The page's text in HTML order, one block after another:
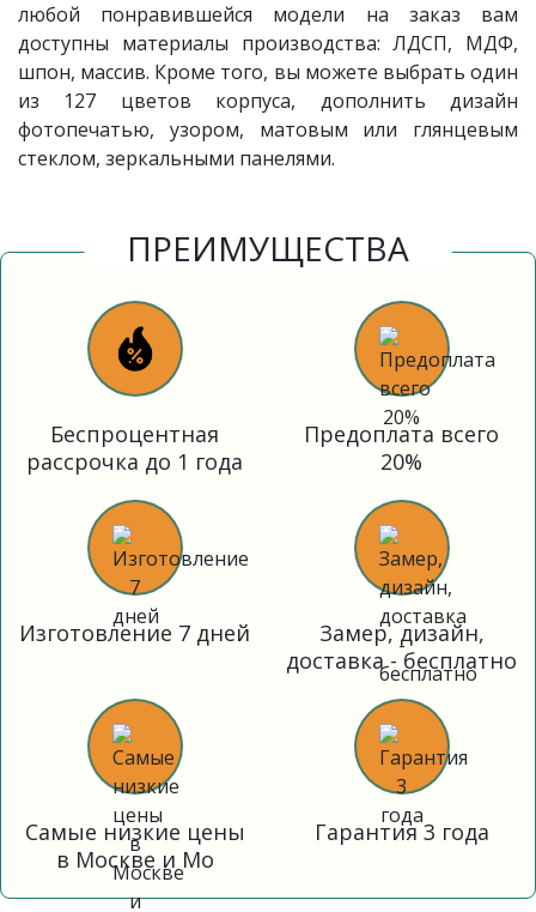
любой понравившейся модели на заказ вам
доступны материалы производства: ЛДСП, МДФ,
шпон, массив. Кроме того, вы можете выбрать один
из 127 цветов корпуса, дополнить дизайн
фотопечатью, узором, матовым или глянцевым
стеклом, зеркальными панелями.
ПРЕИМУЩЕСТВА
Беспроцентная
рассрочка до 1 года
Предоплата всего
20%
Изготовление 7 дней
Замер, дизайн,
доставка - бесплатно
Самые низкие цены
в Москве и Мо
Гарантия 3 года